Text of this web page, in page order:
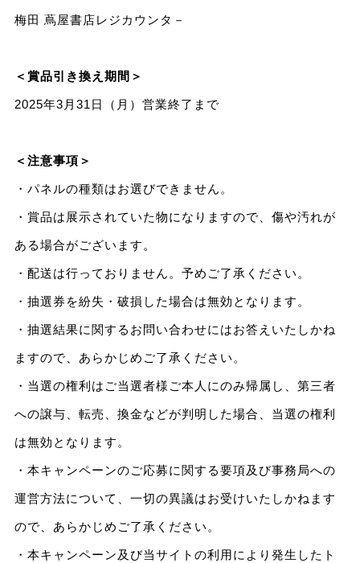
梅田 蔦屋書店レジカウンタ－
＜賞品引き換え期間＞
2025年3月31日（月）営業終了まで
＜注意事項＞
・パネルの種類はお選びできません。
・賞品は展示されていた物になりますので、傷や汚れが
ある場合がございます。
・配送は行っておりません。予めご了承ください。
・抽選券を紛失・破損した場合は無効となります。
・抽選結果に関するお問い合わせにはお答えいたしかね
ますので、あらかじめご了承ください。
・当選の権利はご当選者様ご本人にのみ帰属し、第三者
への譲与、転売、換金などが判明した場合、当選の権利
は無効となります。
・本キャンペーンのご応募に関する要項及び事務局への
運営方法について、一切の異議はお受けいたしかねます
ので、あらかじめご了承ください。
・本キャンペーン及び当サイトの利用により発生したト